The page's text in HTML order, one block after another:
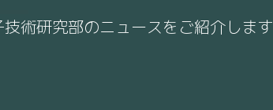
技術研究部のニュースをご紹介します